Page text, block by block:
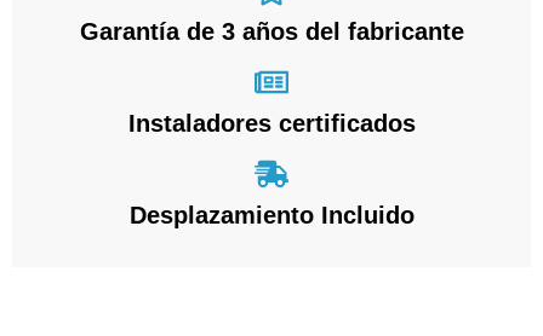
Garantía de 3 años del fabricante
Instaladores certificados
Desplazamiento Incluido